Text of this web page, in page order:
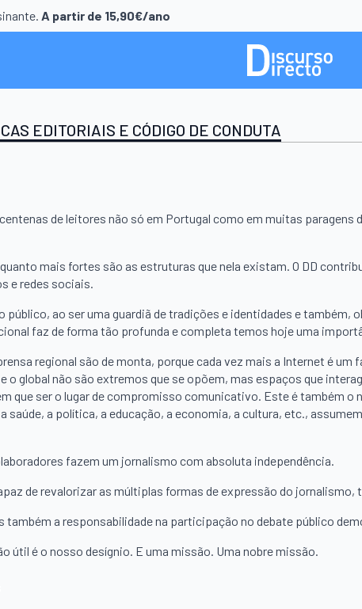
A partir de 15,90€/ano
EDITORIAIS E CÓDIGO DE CONDUTA
centenas de leitores não só em Portugal como em muitas
mais fortes são as estruturas que nela existam. O DD
e redes sociais.
público, ao ser uma guardiã de tradições e identidades e
faz de forma tão profunda e completa temos hoje uma
regional são de monta, porque cada vez mais a Internet é
o global não são extremos que se opõem, mas espaços que
que ser o lugar de compromisso comunicativo. Este é também
saúde, a política, a educação, a economia, a cultura, etc.,
fazem um jornalismo com absoluta independência.
de revalorizar as múltiplas formas de expressão do
também a responsabilidade na participação no debate público
útil é o nosso desígnio. E uma missão. Uma nobre missão.